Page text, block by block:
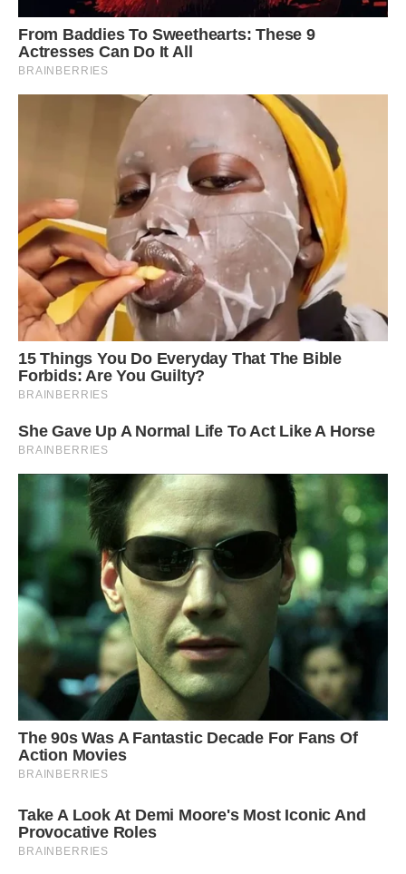
— Мамо, ну що там може бути важливішого за дітей?
Спочатку я мовчала.
Бо справді вірила, що вона втомлена.
У неї сім’я.
Робота.
Постійний поспіх.